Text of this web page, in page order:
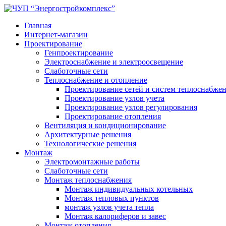
Главная
Интернет-магазин
Проектирование
Генпроектирование
Электроснабжение и электроосвещение
Слаботочные сети
Теплоснабжение и отопление
Проектирование сетей и систем
Проектирование узлов учета
Проектирование узлов регулирования
Проектирование отопления
Вентиляция и кондиционирование
Архитектурные решения
Технологические решения
Монтаж
Электромонтажные работы
Слаботочные сети
Монтаж теплоснабжения
Монтаж индивидуальных котельных
Монтаж тепловых пунктов
монтаж узлов учета тепла
Монтаж калориферов и завес